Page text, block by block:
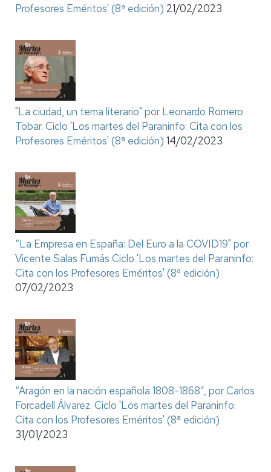
Profesores Eméritos' (8ª edición) 21/02/2023
"La ciudad, un tema literario" por Leonardo Romero
Tobar. Ciclo 'Los martes del Paraninfo: Cita con los
Profesores Eméritos' (8ª edición) 14/02/2023
“La Empresa en España: Del Euro a la COVID19" por
Vicente Salas Fumás Ciclo 'Los martes del Paraninfo:
Cita con los Profesores Eméritos' (8ª edición)
07/02/2023
“Aragón en la nación española 1808-1868”, por Carlos
Forcadell Álvarez. Ciclo 'Los martes del Paraninfo:
Cita con los Profesores Eméritos' (8ª edición)
31/01/2023